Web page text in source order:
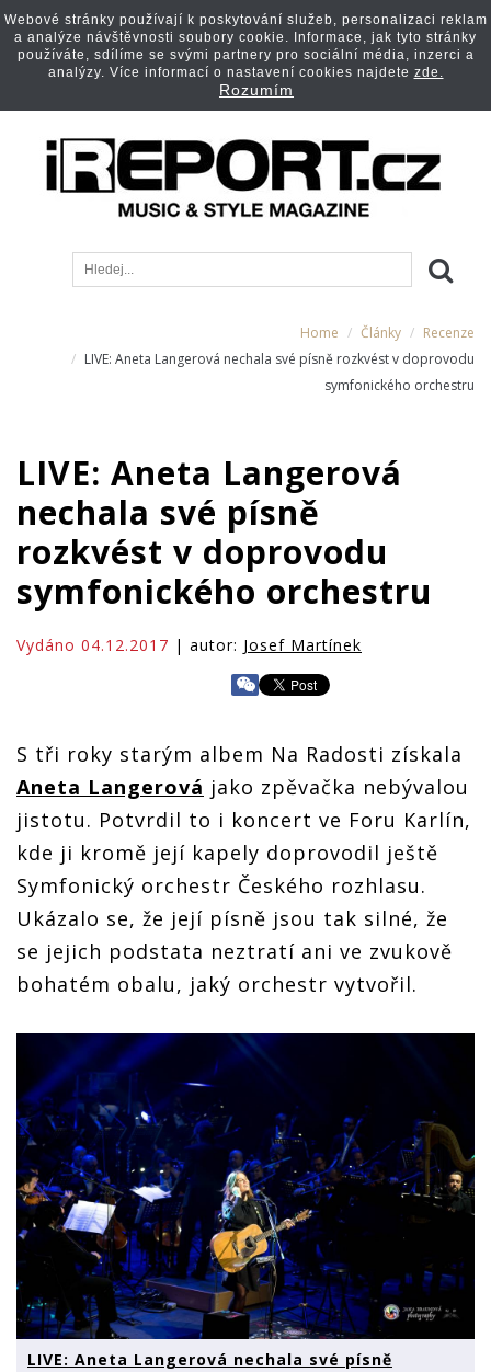
Home Články
Recenze
LIVE: Aneta Langerová nechala své písně rozkvést v doprovodu
symfonického orchestru
LIVE: Aneta Langerová
nechala své písně
rozkvést v doprovodu
symfonického orchestru
Vydáno 04.12.2017 | autor: Josef Martínek
S tři roky starým albem Na Radosti získala
Aneta Langerová jako zpěvačka nebývalou
jistotu. Potvrdil to i koncert ve Foru Karlín,
kde ji kromě její kapely doprovodil ještě
Symfonický orchestr Českého rozhlasu.
Ukázalo se, že její písně jsou tak silné, že
se jejich podstata neztratí ani ve zvukově
bohatém obalu, jaký orchestr vytvořil.
LIVE: Aneta Langerová nechala své písně
Webové stránky používají k poskytování služeb, personalizaci reklam
a analýze návštěvnosti soubory cookie. Informace, jak tyto stránky
používáte, sdílíme se svými partnery pro sociální média, inzerci a
analýzy. Více informací o nastavení cookies najdete zde.
Rozumím